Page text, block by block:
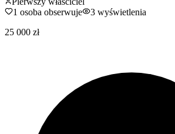
1 osoba obserwuje 3 wyświetlenia
25 000 zł